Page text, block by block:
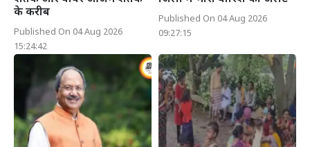
के करीब
Published On 04 Aug 2026
15:24:42
Published On 04 Aug 2026
09:27:15